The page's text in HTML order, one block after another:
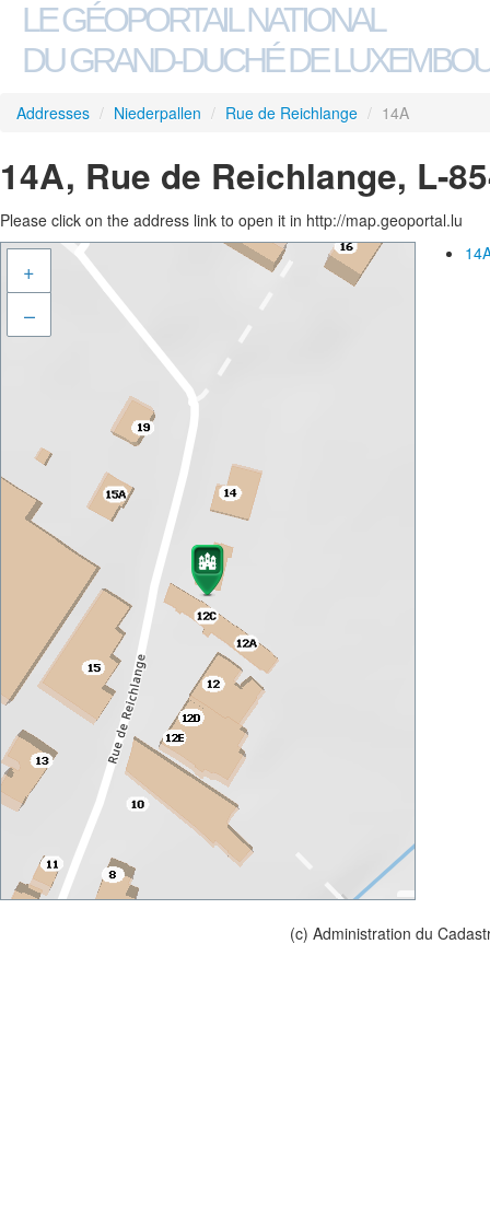
LE GÉOPORTAIL NATIONAL
DU GRAND-DUCHÉ DE
Addresses / Niederpallen / Rue de Reichlange / 14A
14A, Rue de Reichlange, L-
Please click on the address link to open it in http://map.geoportal.lu
+
–
(c) Administration du